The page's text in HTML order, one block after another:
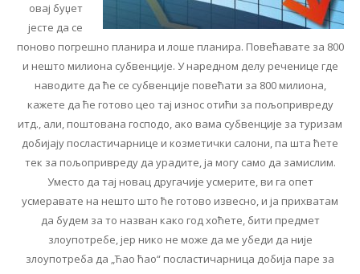
овај буџет
јесте да се
поново погрешно планира и лоше планира. Повећавате за 800
и нешто милиона субвенције. У наредном делу реченице где
наводите да ће се субвенције повећати за 800 милиона,
кажете да ће готово цео тај износ отићи за пољопривреду
итд., али, поштована господо, ако вама субвенције за туризам
добијају посластичарнице и козметички салони, па шта ћете
тек за пољопривреду да урадите, ја могу само да замислим.
Уместо да тај новац другачије усмерите, ви га опет
усмеравате на нешто што ће готово извесно, и ја прихватам
да будем за то назван како год хоћете, бити предмет
злоупотребе, јер нико не може да ме убеди да није
злоупотреба да „Ћао ћао“ посластичарница добија паре за